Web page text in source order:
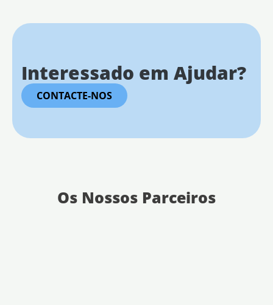
Interessado em Ajudar?
CONTACTE-NOS
Os Nossos Parceiros